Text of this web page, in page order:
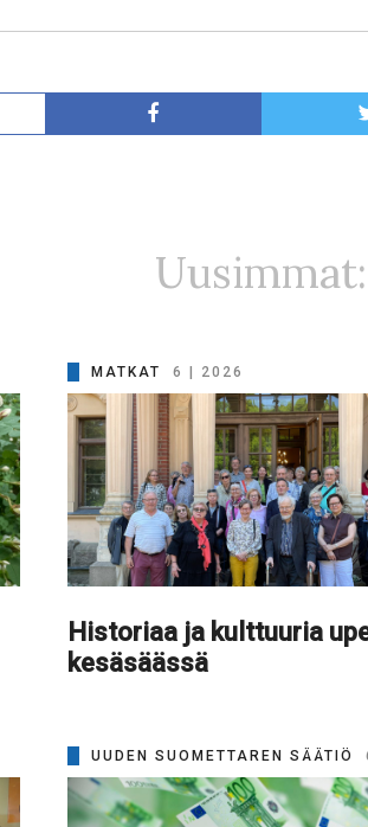
Uusimmat:
MATKAT 6 | 2026
Historiaa ja kulttuuria
kesäsäässä
UUDEN SUOMETTAREN SÄÄTIÖ